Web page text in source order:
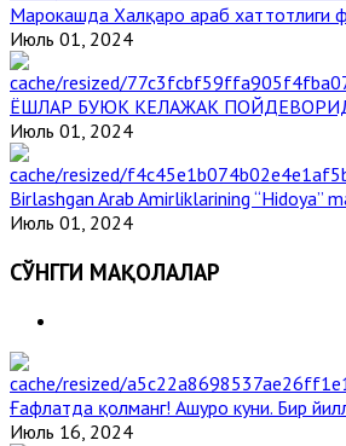
Марокашда Халқаро араб хаттотлиги
Июль 01, 2024
ЁШЛАР БУЮК КЕЛАЖАК
Июль 01, 2024
Birlashgan Arab Amirliklarining “Hidoya”
Июль 01, 2024
СЎНГГИ МАҚОЛАЛАР
Ғафлатда қолманг! Ашуро куни. Бир
Июль 16, 2024